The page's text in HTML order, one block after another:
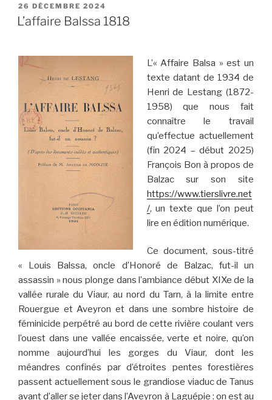
PUBLIÉ
LE
26 DÉCEMBRE 2024
L’affaire Balssa 1818
L’« Affaire Balsa » est un
texte datant de 1934 de
Henri de Lestang (1872-
1958) que nous fait
connaître le travail
qu’effectue actuellement
(fin 2024 – début 2025)
François Bon à propos de
Balzac sur son site
https://www.tierslivre.net
/, un texte que l’on peut
lire en édition numérique.
Ce document, sous-titré
« Louis Balssa, oncle d’Honoré de Balzac, fut-il un
assassin » nous plonge dans l’ambiance début XIXe de la
vallée rurale du Viaur, au nord du Tarn, à la limite entre
Rouergue et Aveyron et dans une sombre histoire de
féminicide perpétré au bord de cette rivière coulant vers
l’ouest dans une vallée encaissée, verte et noire, qu’on
nomme aujourd’hui les gorges du Viaur, dont les
méandres confinés par d’étroites pentes forestières
passent actuellement sous le grandiose viaduc de Tanus
avant d’aller se jeter dans l’Aveyron à Laguépie : on est au